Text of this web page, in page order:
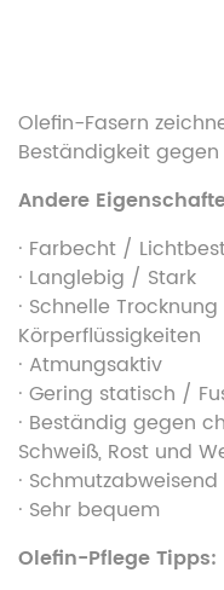
Olefin-Fasern
Beständigkeit
Andere
· Farbecht /
· Langlebig / Stark
· Schnelle
Körperflüssigkeiten
· Atmungsaktiv
· Gering statisch /
· Beständig gegen
Schweiß, Rost und
· Schmutzabweisend
· Sehr bequem
Olefin-Pflege Tipps: